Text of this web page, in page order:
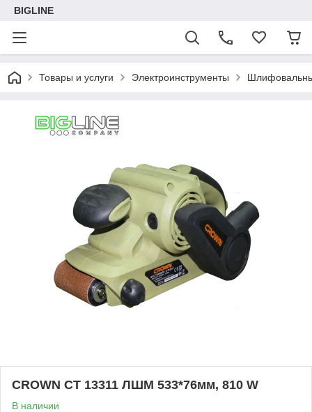
BIGLINE
Товары и услуги Электроинструменты
CROWN СТ 13311 ЛШМ 533*76мм, 810 W
В наличии